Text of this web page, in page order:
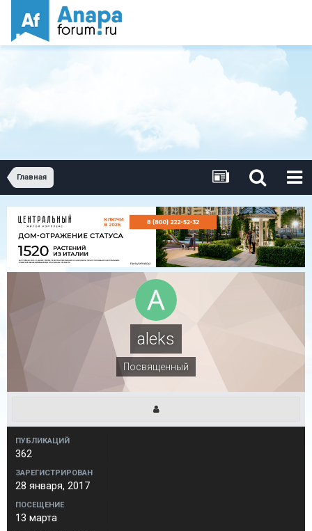
Главная
aleks
Посвященный
ПУБЛИКАЦИЙ
362
ЗАРЕГИСТРИРОВАН
28 января, 2017
ПОСЕЩЕНИЕ
13 марта